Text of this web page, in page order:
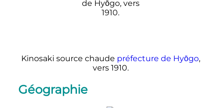
Kinosaki source chaude préfecture de Hyōgo,
vers 1910.
Géographie